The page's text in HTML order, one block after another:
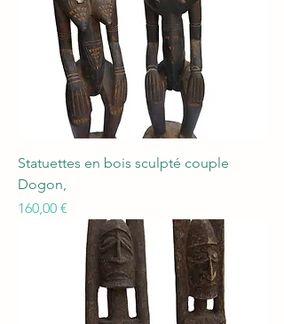
Statuettes en bois sculpté couple
Dogon,
Prix
160,00 €